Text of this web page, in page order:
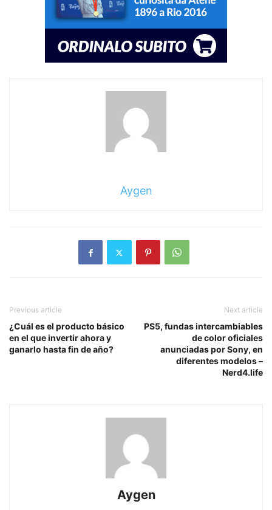
Aygen
Previous article
¿Cuál es el producto básico
en el que invertir ahora y
ganarlo hasta fin de año?
Next article
PS5, fundas intercambiables
de color oficiales
anunciadas por Sony, en
diferentes modelos –
Nerd4.life
Aygen